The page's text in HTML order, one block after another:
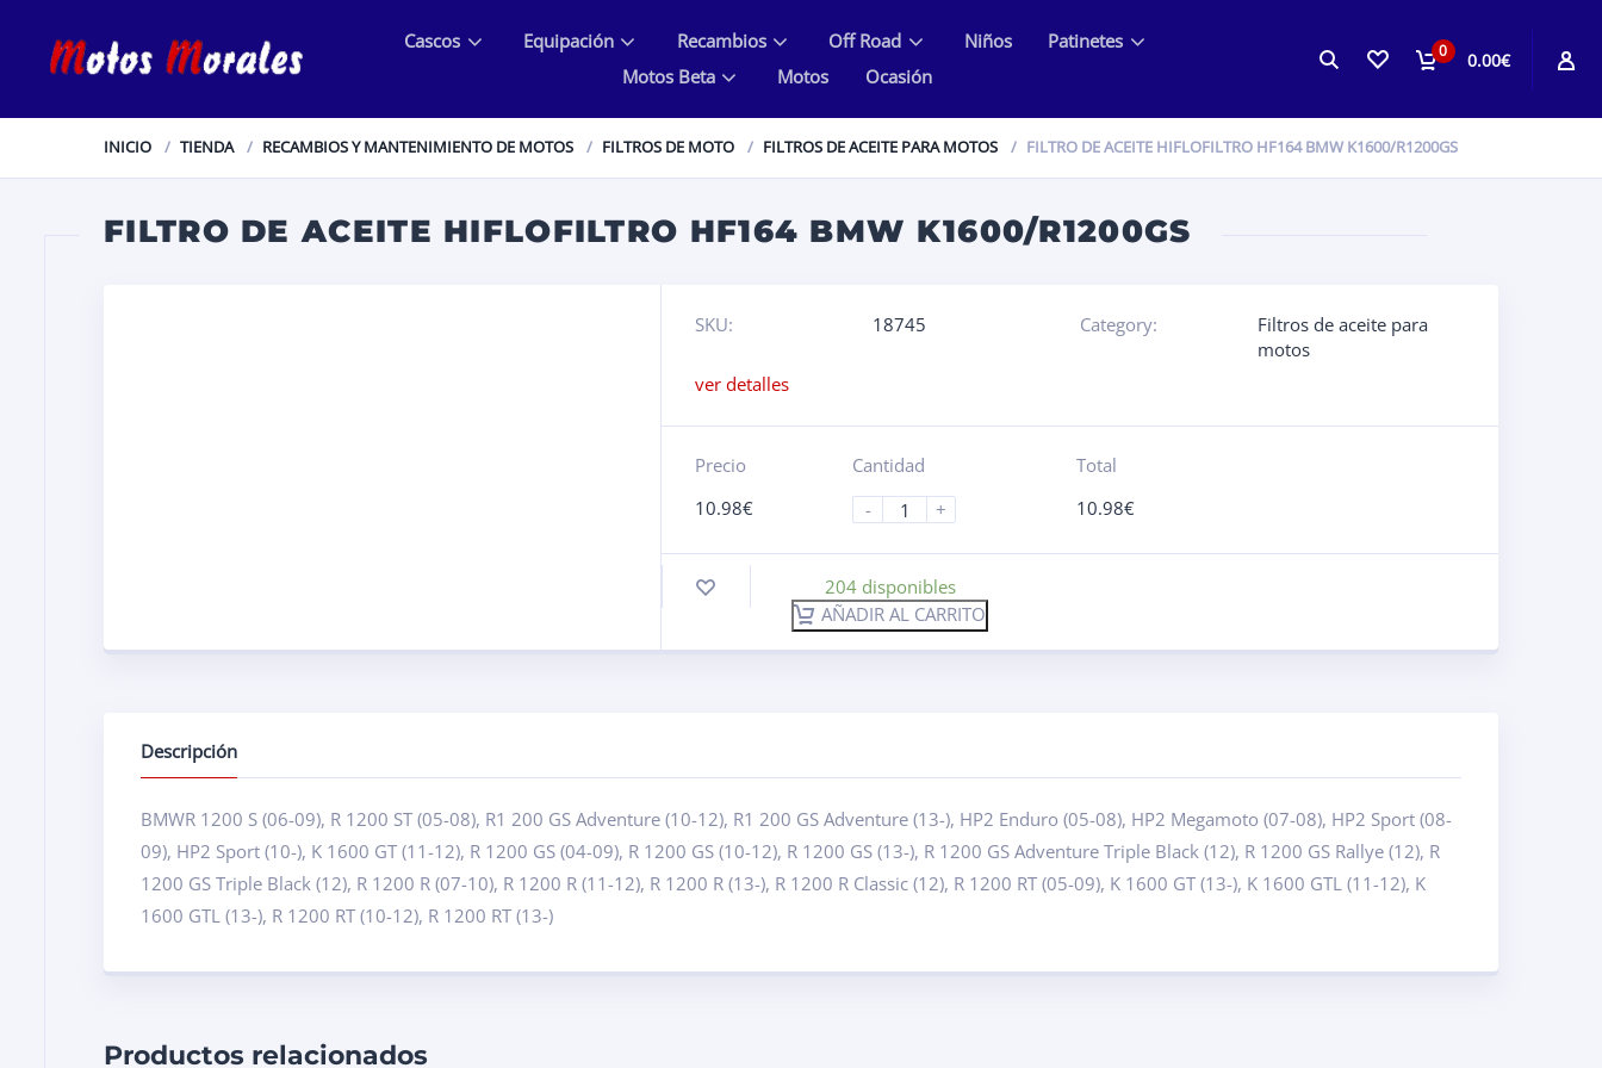
0 0.00€
Cascos Equipación Recambios Off Road Niños
Patinetes
Motos Beta
Motos Ocasión
INICIO TIENDA RECAMBIOS Y MANTENIMIENTO DE MOTOS FILTROS DE MOTO FILTROS DE ACEITE PARA MOTOS FILTRO DE ACEITE HIFLOFILTRO HF164 BMW K1600/R1200GS
FILTRO DE ACEITE HIFLOFILTRO HF164 BMW K1600/R1200GS
SKU: 18745 Category:
Filtros de aceite para
motos
ver detalles
Precio
10.98€
Cantidad
-
+
Total
10.98€
204 disponibles
AÑADIR AL CARRITO
Descripción
BMWR 1200 S (06-09), R 1200 ST (05-08), R1 200 GS Adventure (10-12), R1 200 GS Adventure (13-), HP2 Enduro (05-08), HP2 Megamoto (07-08), HP2 Sport (08-
09), HP2 Sport (10-), K 1600 GT (11-12), R 1200 GS (04-09), R 1200 GS (10-12), R 1200 GS (13-), R 1200 GS Adventure Triple Black (12), R 1200 GS Rallye (12), R
1200 GS Triple Black (12), R 1200 R (07-10), R 1200 R (11-12), R 1200 R (13-), R 1200 R Classic (12), R 1200 RT (05-09), K 1600 GT (13-), K 1600 GTL (11-12), K
1600 GTL (13-), R 1200 RT (10-12), R 1200 RT (13-)
Productos relacionados